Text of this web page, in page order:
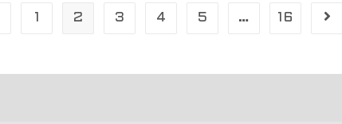
zur vorherigen Seite
1 2 3 4 5 … 16